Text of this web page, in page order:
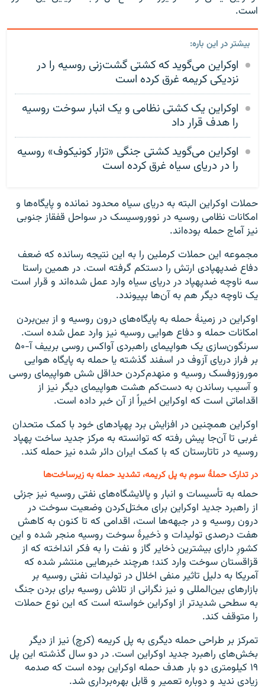
است.
بیشتر در این باره:
اوکراین می‌گوید که کشتی گشت‌زنی روسیه را در
نزدیکی کریمه غرق کرده است
اوکراین یک کشتی نظامی و یک انبار سوخت روسیه
را هدف قرار داد
اوکراین می‌گوید کشتی جنگی «تزار کونیکوف» روسیه
را در دریای سیاه غرق کرده است
حملات اوکراین البته به دریای سیاه محدود نمانده و پایگاه‌ها و
امکانات نظامی روسیه در نووروسیسک در سواحل قفقاز جنوبی
نیز آماج حمله بوده‌اند.
مجموعه این حملات کرملین را به این نتیجه رسانده که ضعف
دفاع ضدپهپادی ارتش را دستکم گرفته است. در همین راستا
سه ناوچه ضدپهپاد در دریای سیاه وارد عمل شده‌اند و قرار است
یک ناوچه دیگر هم به آن‌ها بپیوندد.
اوکراین در زمینۀ حمله به پایگاه‌های درون روسیه و از بین‌بردن
امکانات حمله و دفاع هوایی روسیه نیز وارد عمل شده است.
سرنگون‌سازی یک هواپیمای راهبردی آواکس روسی برییف آ-۵۰
بر فراز دریای آزوف در اسفند گذشته یا حمله به پایگاه هوایی
موروزوفسک روسیه و منهدم‌کردن حداقل شش هواپیمای روسی
و آسیب رساندن به دست‌کم هشت هواپیمای دیگر نیز از
اقداماتی است که اوکراین اخیراً از آن خبر داده است.
اوکراین همچنین در افزایش برد پهپادهای خود با کمک متحدان
غربی تا آن‌جا پیش رفته که توانسته به مرکز جدید ساخت پهپاد
روسیه در تاتارستان که با کمک ایران دائر شده نیز حمله کند.
در تدارک حملۀ سوم به پل کریمه، تشدید حمله به زیرساخت‌ها
حمله به تأسیسات و انبار و پالایشگاه‌های نفتی روسیه نیز جزئی
از راهبرد جدید اوکراین برای مختل‌کردن وضعیت سوخت در
درون روسیه و در جبهه‌ها است، اقدامی که تا کنون به کاهش
هفت درصدی تولیدات و ذخیرۀ سوخت روسیه منجر شده و این
کشورِ دارای بیشترین ذخایر گاز و نفت را به فکر انداخته که از
قزاقستان سوخت وارد کند؛ هرچند خبرهایی منتشر شده که
آمریکا به دلیل تاثیر منفی اخلال در تولیدات نفتی روسیه بر
بازارهای بین‌المللی و نیز نگرانی از تلاش روسیه برای بردن جنگ
به سطحی شدیدتر از اوکراین خواسته است که این نوع حملات
را متوقف کند.
تمرکز بر طراحی حمله دیگری به پل کریمه (کرچ) نیز از دیگر
بخش‌های راهبرد جدید اوکراین است. در دو سال گذشته این پل
۱۹ کیلومتری دو بار هدف حمله اوکراین بوده است که صدمه
زیادی ندید و دوباره تعمیر و قابل بهره‌برداری شد.